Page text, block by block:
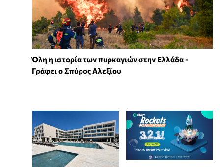
Όλη η ιστορία των πυρκαγιών στην Ελλάδα -
Γράφει ο Σπύρος Αλεξίου